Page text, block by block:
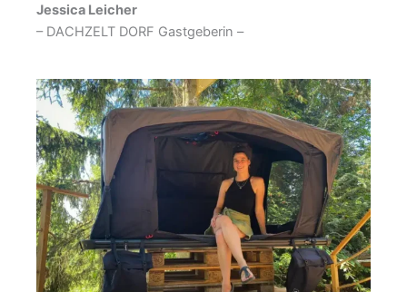
Jessica Leicher
– DACHZELT DORF Gastgeberin –